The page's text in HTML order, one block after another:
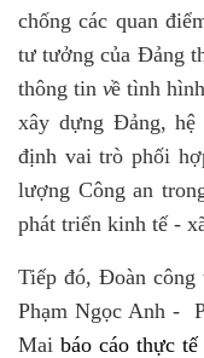
chống các quan
tư tưởng của Đảng
thông tin về tình
xây dựng Đảng, hệ
định vai trò phối
lượng Công an
phát triển kinh tế -
Tiếp đó, Đoàn công
Phạm Ngọc Anh -
Mai báo cáo thực